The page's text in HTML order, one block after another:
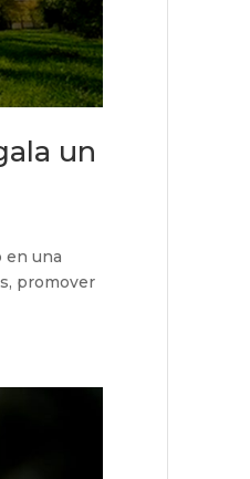
un
en una
promover